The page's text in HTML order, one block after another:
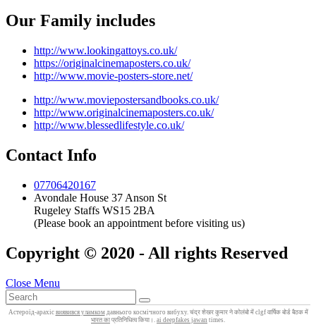
Our Family includes
http://www.lookingattoys.co.uk/
https://originalcinemaposters.co.uk/
http://www.movie-posters-store.net/
http://www.moviepostersandbooks.co.uk/
http://www.originalcinemaposters.co.uk/
http://www.blessedlifestyle.co.uk/
Contact Info
07706420167
Avondale House 37 Anson St
Rugeley Staffs WS15 2BA
(Please book an appointment before visiting us)
Copyright © 2020 - All rights Reserved
Close Menu
Астероїд‑арахіс виявився уламкомдавнього космічного вибуху. चंद्र शेखर कुमार ने कोलंबो में clgf वार्षिक बोर्ड बैठक में
भारत का प्रतिनिधित्व किया।. ai deepfakes jawan times.